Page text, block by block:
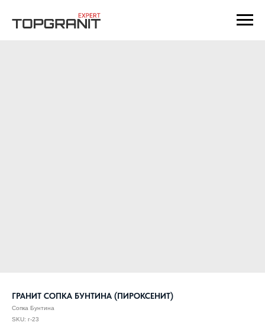
ГРАНИТ СОПКА БУНТИНА (ПИРОКСЕНИТ)
Сопка Бунтина
SKU: г-23